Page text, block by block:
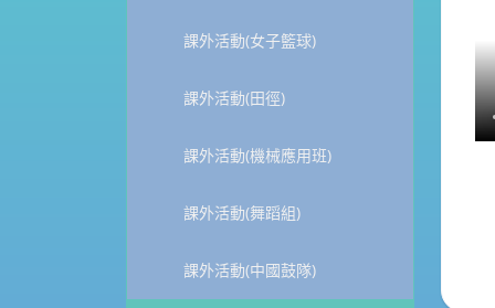
課外活動(女子籃球)
課外活動(田徑)
課外活動(機械應用班)
課外活動(舞蹈組)
課外活動(中國鼓隊)